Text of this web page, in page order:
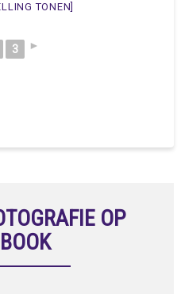
TONEN]
3 ►
OP